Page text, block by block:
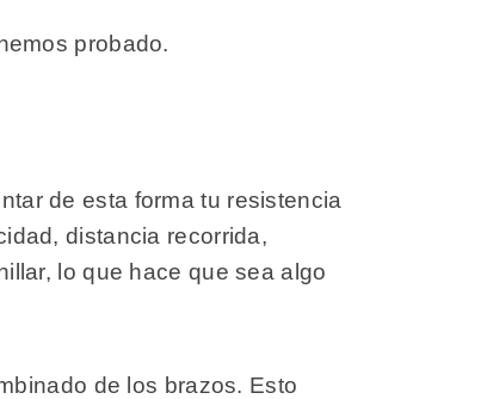
probado.
de esta forma tu resistencia
distancia recorrida,
lo que hace que sea algo
de los brazos. Esto